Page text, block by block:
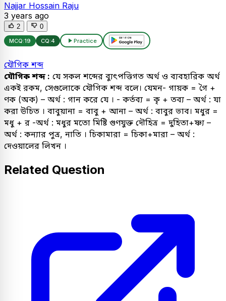
Najjar Hossain Raju
3 years ago
2 0
MCQ:19 CQ:4 Practice
যৌগিক শব্দ
যৌগিক শব্দ : যে সকল শব্দের ব্যুৎপত্তিগত অর্থ ও ব্যবহারিক অর্থ
একই রকম, সেগুলোকে যৌগিক শব্দ বলে। যেমন- গায়ক = গৈ +
ণক (অক) – অর্থ : গান করে যে । - কর্তব্য = কৃ + তব্য – অর্থ : যা
করা উচিত । বাবুয়ানা = বাবু + আনা – অর্থ : বাবুর ভাব। মধুর =
মধু + র -অর্থ : মধুর মতো মিষ্টি গুণযুক্ত দৌহিত্র = দুহিতা+ষ্ণ্য –
অর্থ : কন্যার পুত্র, নাতি । চিকামারা = চিকা+মারা – অর্থ :
দেওয়ালের লিখন ।
Related Question